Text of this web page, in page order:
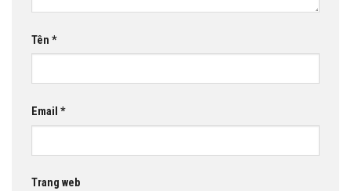
Tên *
Email *
Trang web